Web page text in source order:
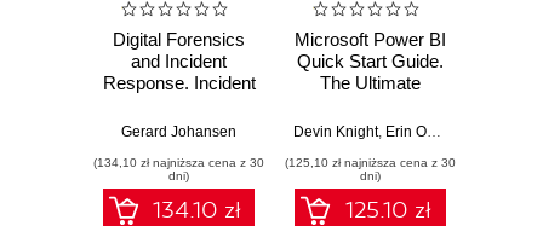
Digital Forensics
and Incident
Response. Incident
and techniques for
threat response -
Fourth Edition
Gerard Johansen
(134,10 zł najniższa cena z 30
dni)
134.10 zł
Microsoft Power BI
Quick Start Guide.
The Ultimate
to Power BI, Data
Tools, and
Microsoft Fabric -
Fourth Edition
Devin Knight, Erin Ostrowsky
(125,10 zł najniższa cena z 30
dni)
125.10 zł